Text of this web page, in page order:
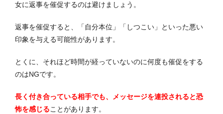
女に返事を催促するのは避けましょう。
返事を催促すると、「自分本位」「しつこい」といった悪い
印象を与える可能性があります。
とくに、それほど時間が経っていないのに何度も催促をする
のはNGです。
長く付き合っている相手でも、メッセージを連投されると恐
怖を感じることがあります。